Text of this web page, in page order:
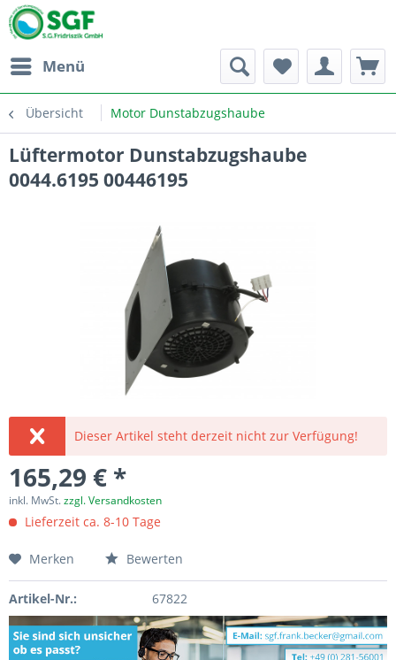
Menü
Übersicht Motor Dunstabzugshaube
Lüftermotor Dunstabzugshaube
0044.6195 00446195
Dieser Artikel steht derzeit nicht zur Verfügung!
165,29 € *
inkl. MwSt.zzgl. Versandkosten
Lieferzeit ca. 8-10 Tage
Merken Bewerten
Artikel-Nr.: 67822